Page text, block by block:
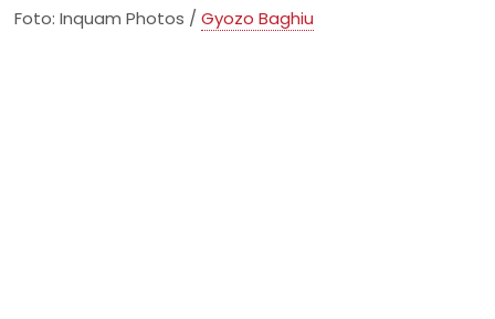
Foto: Inquam Photos /Gyozo Baghiu